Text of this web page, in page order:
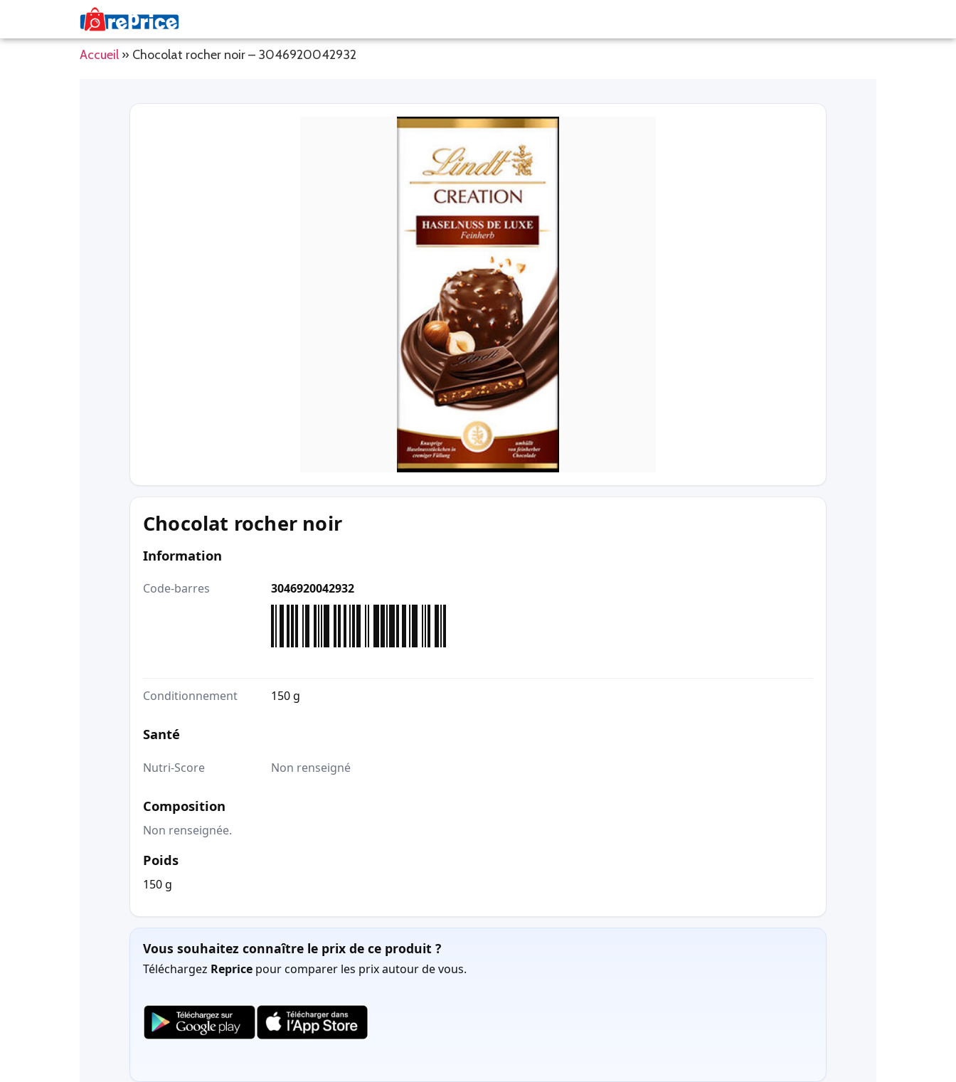
Accueil » Chocolat rocher noir – 3046920042932
Chocolat rocher noir
Information
Code-barres 3046920042932
Conditionnement 150 g
Santé
Nutri-Score Non renseigné
Composition
Non renseignée.
Poids
150 g
Vous souhaitez connaître le prix de ce produit ?
Téléchargez Reprice pour comparer les prix autour de vous.